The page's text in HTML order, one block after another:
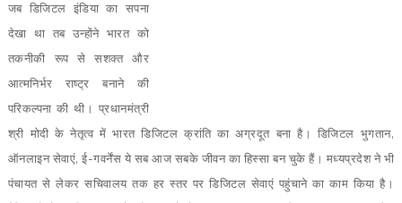
जब डिजिटल इंडिया का सपना
देखा था तब उन्होंने भारत को
तकनीकी रूप से सशक्त और
आत्मनिर्भर राष्ट्र बनाने की
परिकल्पना की थी। प्रधानमंत्री
श्री मोदी के नेतृत्व में भारत डिजिटल क्रांति का अग्रदूत बना है। डिजिटल भुगतान,
ऑनलाइन सेवाएं, ई-गवर्नेंस ये सब आज सबके जीवन का हिस्सा बन चुके हैं। मध्यप्रदेश ने भी
पंचायत से लेकर सचिवालय तक हर स्तर पर डिजिटल सेवाएं पहुंचाने का काम किया है।